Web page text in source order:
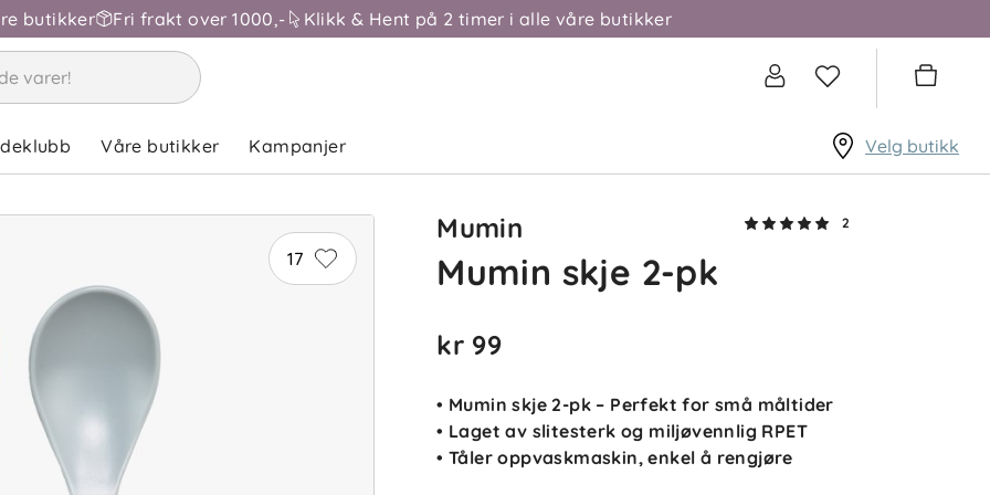
butikker Fri frakt over 1000,- Klikk & Hent på 2 timer i alle våre butikker
Våre butikker Kampanjer Velg butikk
17
Mumin 2
Mumin skje 2-pk
kr 99
• Mumin skje 2-pk – Perfekt for små måltider
• Laget av slitesterk og miljøvennlig RPET
• Tåler oppvaskmaskin, enkel å rengjøre
5.0
5
4
Anmeldelser (2)
SK Sylvia K Bekreftet kjøper
fargene. De holder seg bra etter
flere runder i oppvaskmaskinen,
ingen hakk eller riper fra